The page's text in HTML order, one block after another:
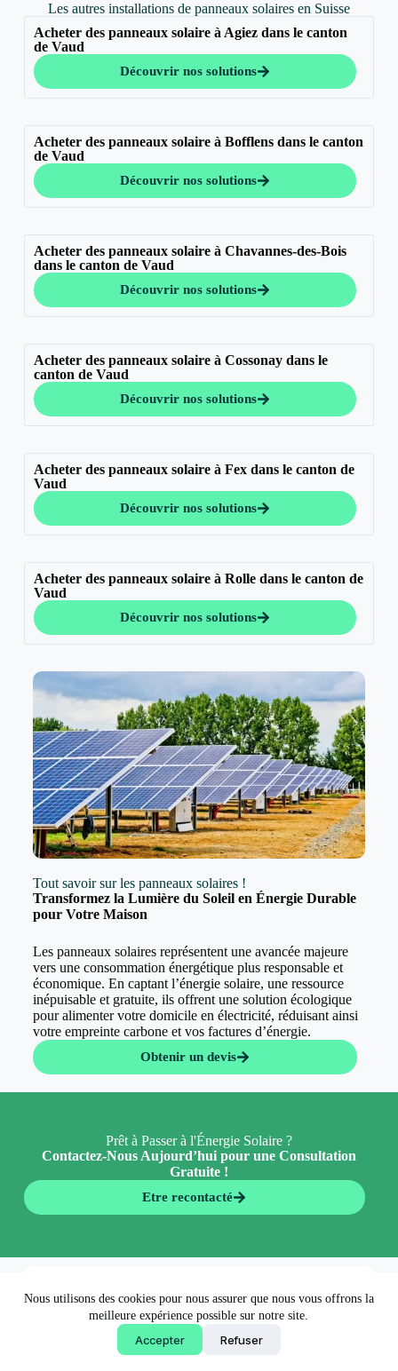
Nous utilisons des cookies pour nous assurer que nous vous offrons la
meilleure expérience possible sur notre site.
Accepter Refuser
Les autres installations de panneaux solaires en Suisse
Acheter des panneaux solaire à Agiez dans le canton
de Vaud
Découvrir nos solutions
Acheter des panneaux solaire à Bofflens dans le canton
de Vaud
Découvrir nos solutions
Acheter des panneaux solaire à Chavannes-des-Bois
dans le canton de Vaud
Découvrir nos solutions
Acheter des panneaux solaire à Cossonay dans le
canton de Vaud
Découvrir nos solutions
Acheter des panneaux solaire à Fex dans le canton de
Vaud
Découvrir nos solutions
Acheter des panneaux solaire à Rolle dans le canton de
Vaud
Découvrir nos solutions
Tout savoir sur les panneaux solaires !
Transformez la Lumière du Soleil en Énergie Durable
pour Votre Maison
Les panneaux solaires représentent une avancée majeure
vers une consommation énergétique plus responsable et
économique. En captant l’énergie solaire, une ressource
inépuisable et gratuite, ils offrent une solution écologique
pour alimenter votre domicile en électricité, réduisant ainsi
votre empreinte carbone et vos factures d’énergie.
Obtenir un devis
Prêt à Passer à l'Énergie Solaire ?
Contactez-Nous Aujourd’hui pour une Consultation
Gratuite !
Etre recontacté
Obtenir un devis
Copyright © 2026 - EconormWay - Solutions écologiques